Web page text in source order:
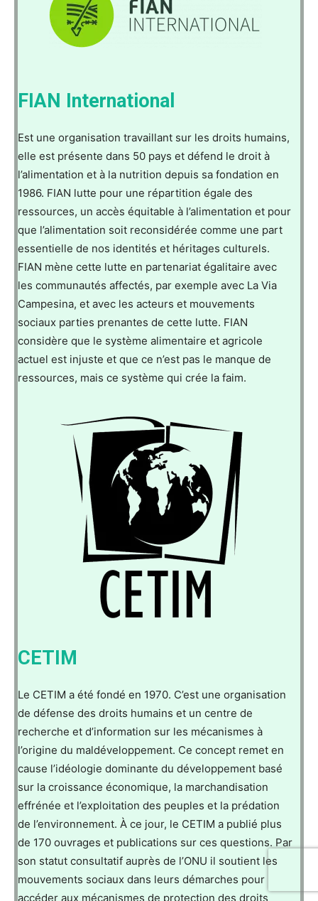
FIAN International
Est une organisation travaillant sur les droits humains,
elle est présente dans 50 pays et défend le droit à
l’alimentation et à la nutrition depuis sa fondation en
1986. FIAN lutte pour une répartition égale des
ressources, un accès équitable à l’alimentation et pour
que l’alimentation soit reconsidérée comme une part
essentielle de nos identités et héritages culturels.
FIAN mène cette lutte en partenariat égalitaire avec
les communautés affectés, par exemple avec La Via
Campesina, et avec les acteurs et mouvements
sociaux parties prenantes de cette lutte. FIAN
considère que le système alimentaire et agricole
actuel est injuste et que ce n’est pas le manque de
ressources, mais ce système qui crée la faim.
CETIM
Le CETIM a été fondé en 1970. C’est une organisation
de défense des droits humains et un centre de
recherche et d’information sur les mécanismes à
l’origine du maldéveloppement. Ce concept remet en
cause l’idéologie dominante du développement basé
sur la croissance économique, la marchandisation
effrénée et l’exploitation des peuples et la prédation
de l’environnement. À ce jour, le CETIM a publié plus
de 170 ouvrages et publications sur ces questions. Par
son statut consultatif auprès de l’ONU il soutient les
mouvements sociaux dans leurs démarches pour
accéder aux mécanismes de protection des droits